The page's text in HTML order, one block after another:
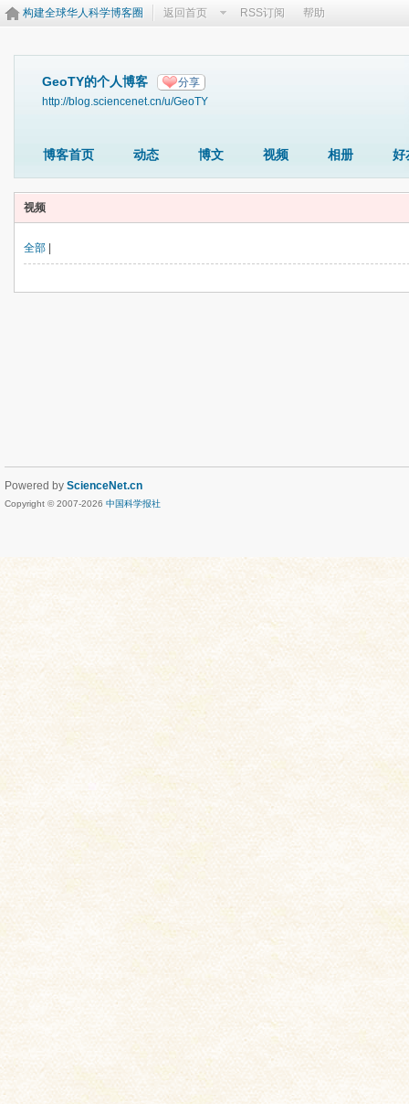
构建全球华人科学博客圈 返回首页 RSS订阅 帮助
GeoTY的个人博客 分享
http://blog.sciencenet.cn/u/GeoTY
博客首页 动态 博文 视频 相册 好
视频
全部
Powered by ScienceNet.cn
Copyright © 2007-2026 中国科学报社